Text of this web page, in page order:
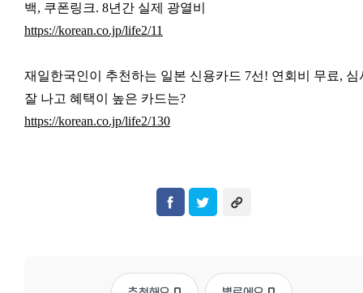
백, 쿠폰링크. 8년간 실제 광열비
https://korean.co.jp/life2/11
재일한국인이 추천하는 일본 신용카드 7선! 연회비 무료, 심
잘 나고 혜택이 높은 카드는?
https://korean.co.jp/life2/130